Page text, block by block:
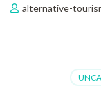
alternative-